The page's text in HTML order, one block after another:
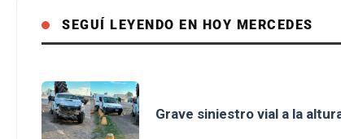
SEGUÍ LEYENDO EN HOY MERCEDES
Grave siniestro vial a la